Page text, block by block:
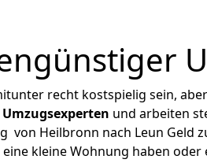
recht kostspielig sein,
und arbeiten
von Heilbronn nach Leun Geld
eine kleine Wohnung haben